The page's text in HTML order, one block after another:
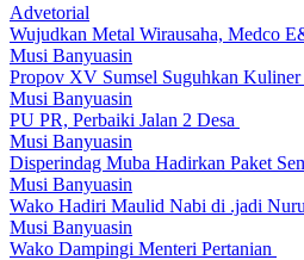
Advetorial
Wujudkan Metal Wirausaha, Medco
Musi Banyuasin
Propov XV Sumsel Suguhkan
Musi Banyuasin
PU PR, Perbaiki Jalan 2 Desa
Musi Banyuasin
Disperindag Muba Hadirkan Paket
Musi Banyuasin
Wako Hadiri Maulid Nabi di .jadi
Musi Banyuasin
Wako Dampingi Menteri Pertanian